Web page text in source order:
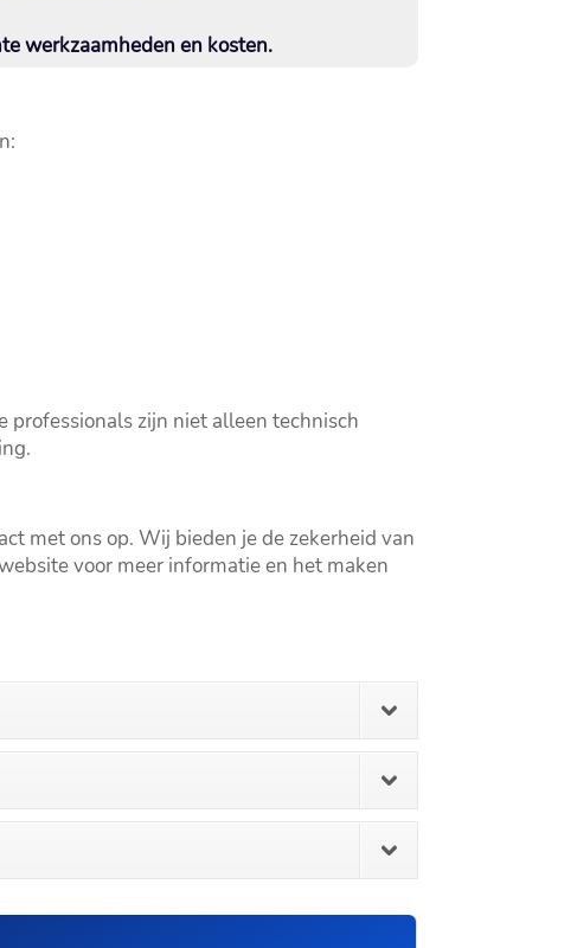
werkzaamheden en kosten.​
zijn niet alleen technisch
met ons op.​ Wij bieden je de zekerheid van
voor meer informatie en het maken